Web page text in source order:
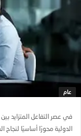
عام
في عصر التفاعل المتزايد
الدولية محورًا أساسيًا لنجاح